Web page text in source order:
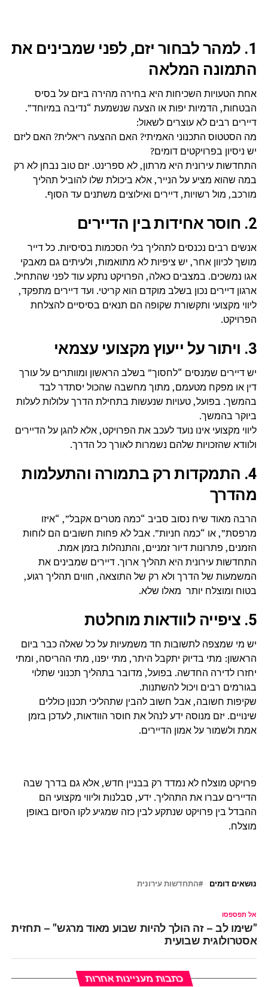
1. למהר לבחור יזם, לפני שמבינים את
התמונה המלאה
אחת הטעויות השכיחות היא בחירה מהירה ביזם על בסיס
הבטחות, הדמיות יפות או הצעה שנשמעת “נדיבה במיוחד”.
דיירים רבים לא עוצרים לשאול:
מה הסטטוס התכנוני האמיתי? האם ההצעה ריאלית? האם ליזם
יש ניסיון בפרויקטים דומים?
התחדשות עירונית היא מרתון, לא ספרינט. יזם טוב נבחן לא רק
במה שהוא מציע על הנייר, אלא ביכולת שלו להוביל תהליך
מורכב, מול רשויות, דיירים ואילוצים משתנים עד הסוף.
2. חוסר אחידות בין הדיירים
אנשים רבים נכנסים לתהליך בלי הסכמות בסיסיות. כל דייר
מושך לכיוון אחר, יש ציפיות לא מתואמות, ולעיתים גם מאבקי
אגו נמשכים. במצבים כאלה, הפרויקט נתקע עוד לפני שהתחיל.
ארגון דיירים נכון בשלב מוקדם הוא קריטי. ועד דיירים מתפקד,
ליווי מקצועי ותקשורת שקופה הם תנאים בסיסיים להצלחת
הפרויקט.
3. ויתור על ייעוץ מקצועי עצמאי
יש דיירים שמנסים “לחסוך” בשלב הראשון ומוותרים על עורך
דין או מפקח מטעמם, מתוך מחשבה שהכול יסתדר לבד
בהמשך. בפועל, טעויות שנעשות בתחילת הדרך עלולות לעלות
ביוקר בהמשך.
ליווי מקצועי אינו נועד לעכב את הפרויקט, אלא להגן על הדיירים
ולוודא שהזכויות שלהם נשמרות לאורך כל הדרך.
4. התמקדות רק בתמורה והתעלמות
מהדרך
הרבה מאוד שיח נסוב סביב “כמה מטרים אקבל”, “איזו
מרפסת”, או “כמה חניות”. אבל לא פחות חשובים הם לוחות
הזמנים, פתרונות דיור זמניים, והתנהלות בזמן אמת.
התחדשות עירונית היא תהליך ארוך. דיירים שמבינים את
המשמעות של הדרך ולא רק של התוצאה, חווים תהליך רגוע,
בטוח ומוצלח יותר מאלו שלא.
5. ציפייה לוודאות מוחלטת
יש מי שמצפה לתשובות חד משמעיות על כל שאלה כבר ביום
הראשון: מתי בדיוק יתקבל היתר, מתי יפנו, מתי ההריסה, ומתי
יחזרו לדירה החדשה. בפועל, מדובר בתהליך תכנוני שתלוי
בגורמים רבים ויכול להשתנות.
שקיפות חשובה, אבל חשוב להבין שתהליכי תכנון כוללים
שינויים. יזם מנוסה ידע לנהל את חוסר הוודאות, לעדכן בזמן
אמת ולשמור על אמון הדיירים.
פרויקט מוצלח לא נמדד רק בבניין חדש, אלא גם בדרך שבה
הדיירים עברו את התהליך. ידע, סבלנות וליווי מקצועי הם
ההבדל בין פרויקט שנתקע לבין כזה שמגיע לקו הסיום באופן
מוצלח.
נושאים דומים התחדשות עירונית
אל תפספסו
"שימו לב – זה הולך להיות שבוע מאוד מרגש" – תחזית
אסטרולוגית שבועית
כתבות מעניינות אחרות